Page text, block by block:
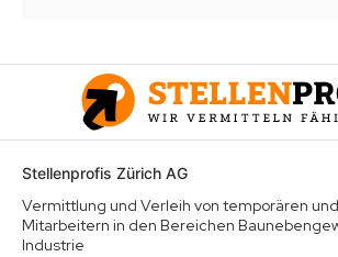
Stellenprofis Zürich AG
Vermittlung und Verleih von temporären
Mitarbeitern in den Bereichen
Industrie